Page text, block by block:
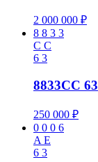
2 000 000 ₽
8 8 3 3
C C
6 3
8833CC 63
250 000 ₽
0 0 0 6
A E
6 3